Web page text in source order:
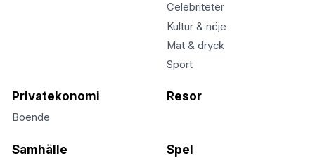
Celebriteter
Kultur & nöje
Mat & dryck
Sport
Privatekonomi
Boende
Resor
Samhälle Spel